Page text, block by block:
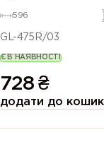
596
GL-475R/03
Є В НАЯВНОСТІ
728₴
додати до